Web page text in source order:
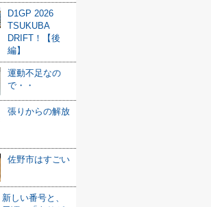
D1GP 2026
TSUKUBA
DRIFT！【後
編】
運動不足なの
で・・
張りからの解放
佐野市はすごい
新しい番号と、